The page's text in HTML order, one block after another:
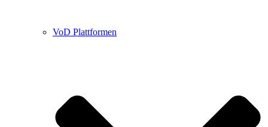
VoD Plattformen